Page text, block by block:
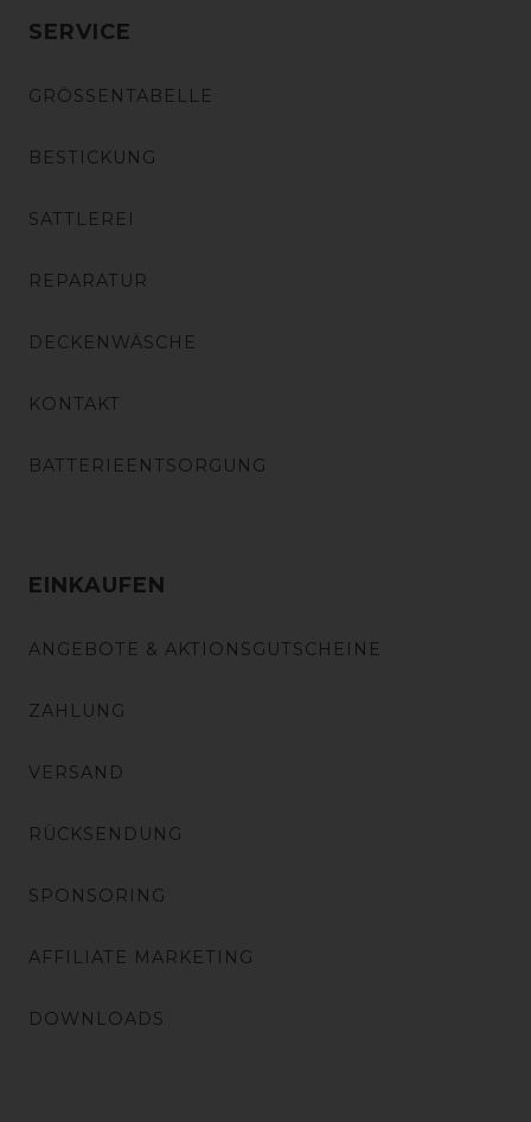
SERVICE
GRÖSSENTABELLE
BESTICKUNG
SATTLEREI
REPARATUR
DECKENWÄSCHE
KONTAKT
BATTERIEENTSORGUNG
EINKAUFEN
ANGEBOTE & AKTIONSGUTSCHEINE
ZAHLUNG
VERSAND
RÜCKSENDUNG
SPONSORING
AFFILIATE MARKETING
DOWNLOADS